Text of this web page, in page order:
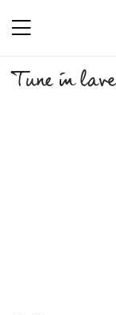
Tune in